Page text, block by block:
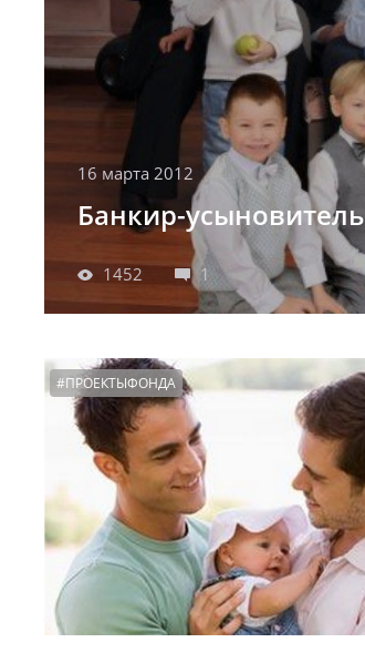
16 марта 2012
Банкир-усыновитель
1452 1
#ПРОЕКТЫФОНДА